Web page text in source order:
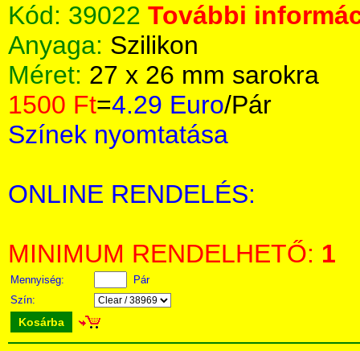
Kód: 39022 További
Anyaga: Szilikon
Méret: 27 x 26 mm sarokra
1500 Ft=4.29 Euro/Pár
Színek nyomtatása
ONLINE RENDELÉS:
MINIMUM RENDELHETŐ: 1
Mennyiség:
Pár
Szín:
Kosárba